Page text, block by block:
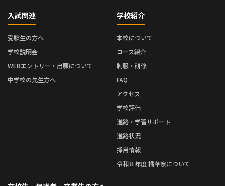
入試関連
受験生の方へ
学校説明会
WEBエントリー・出願について
中学校の先生方へ
学校紹介
本校について
コース紹介
制服・研修
FAQ
アクセス
学校評価
進路・学習サポート
進路状況
採用情報
令和８年度 橘華祭について